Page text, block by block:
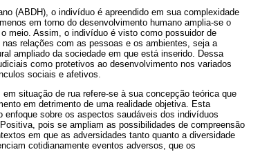
(ABDH), o indivíduo é apreendido em sua complexidade
em torno do desenvolvimento humano amplia-se o
meio. Assim, o indivíduo é visto como possuidor de
relações com as pessoas e os ambientes, seja a
ampliado da sociedade em que está inserido. Dessa
como protetivos ao desenvolvimento nos variados
sociais e afetivos.
situação de rua refere-se à sua concepção teórica que
em detrimento de uma realidade objetiva. Esta
sobre os aspectos saudáveis dos indivíduos
pois se ampliam as possibilidades de compreensão
em que as adversidades tanto quanto a diversidade
cotidianamente eventos adversos, que os